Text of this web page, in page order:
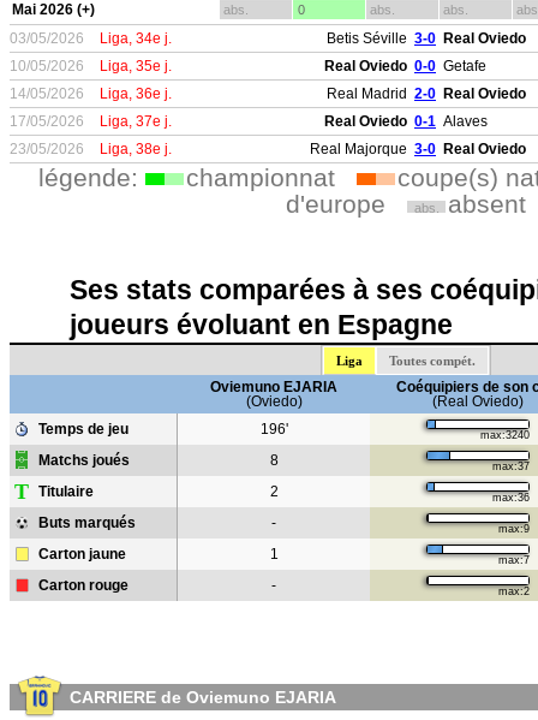
Mai 2026 (+) abs. 0 abs. abs.
03/05/2026 Liga, 34e j. Betis Séville 3-0 Real Oviedo
10/05/2026
Liga, 35e j. Real Oviedo 0-0 Getafe
14/05/2026
Liga, 36e j. Real Madrid 2-0 Real Oviedo
17/05/2026
Liga, 37e j. Real Oviedo 0-1 Alaves
23/05/2026
Liga, 38e j. Real Majorque 3-0 Real Oviedo
légende: championnat
coupe(s)
d'europe
abs. absent
Ses stats comparées à ses
joueurs évoluant en Espagne
Liga Toutes compét.
Oviemuno EJARIA
(Oviedo)
Coéquipiers de son
(Real Oviedo)
Temps de jeu
196' max:3240
Matchs joués 8 max:37
T Titulaire 2 max:36
Buts marqués - max:9
Carton jaune 1 max:7
Carton rouge - max:2
CARRIERE de Oviemuno EJARIA